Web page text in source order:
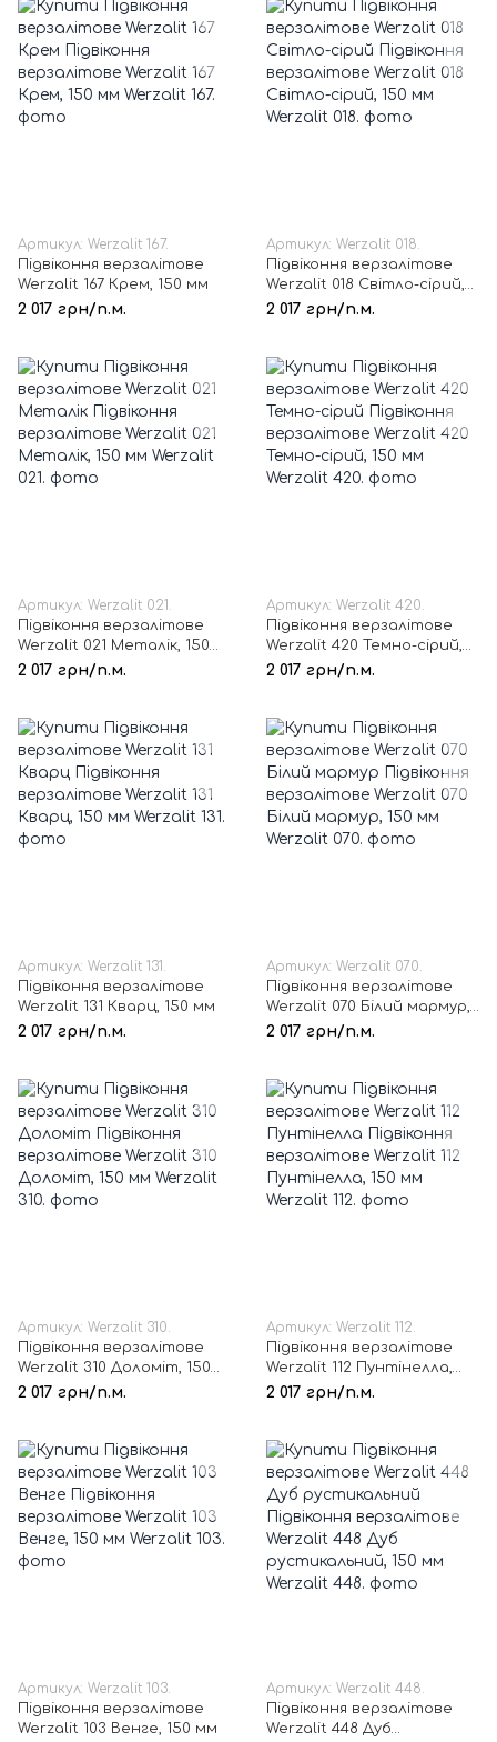
Артикул: Werzalit 167.
Підвіконня верзалітове
Werzalit 167 Крем, 150 мм
2 017 грн/п.м.
Артикул: Werzalit 018.
Підвіконня верзалітове
Werzalit 018 Світло-сірий,
150 мм
2 017 грн/п.м.
Артикул: Werzalit 021.
Підвіконня верзалітове
Werzalit 021 Металік, 150
мм
2 017 грн/п.м.
Артикул: Werzalit 420.
Підвіконня верзалітове
Werzalit 420 Темно-сірий,
150 мм
2 017 грн/п.м.
Артикул: Werzalit 131.
Підвіконня верзалітове
Werzalit 131 Кварц, 150 мм
2 017 грн/п.м.
Артикул: Werzalit 070.
Підвіконня верзалітове
Werzalit 070 Білий мармур,
150 мм
2 017 грн/п.м.
Артикул: Werzalit 310.
Підвіконня верзалітове
Werzalit 310 Доломіт, 150
мм
2 017 грн/п.м.
Артикул: Werzalit 112.
Підвіконня верзалітове
Werzalit 112 Пунтінелла,
150 мм
2 017 грн/п.м.
Артикул: Werzalit 103.
Підвіконня верзалітове
Werzalit 103 Венге, 150 мм
Артикул: Werzalit 448.
Підвіконня верзалітове
Werzalit 448 Дуб